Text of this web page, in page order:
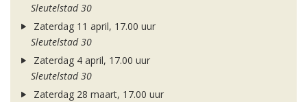
Sleutelstad 30
Zaterdag 11 april, 17.00 uur
Sleutelstad 30
Zaterdag 4 april, 17.00 uur
Sleutelstad 30
Zaterdag 28 maart, 17.00 uur